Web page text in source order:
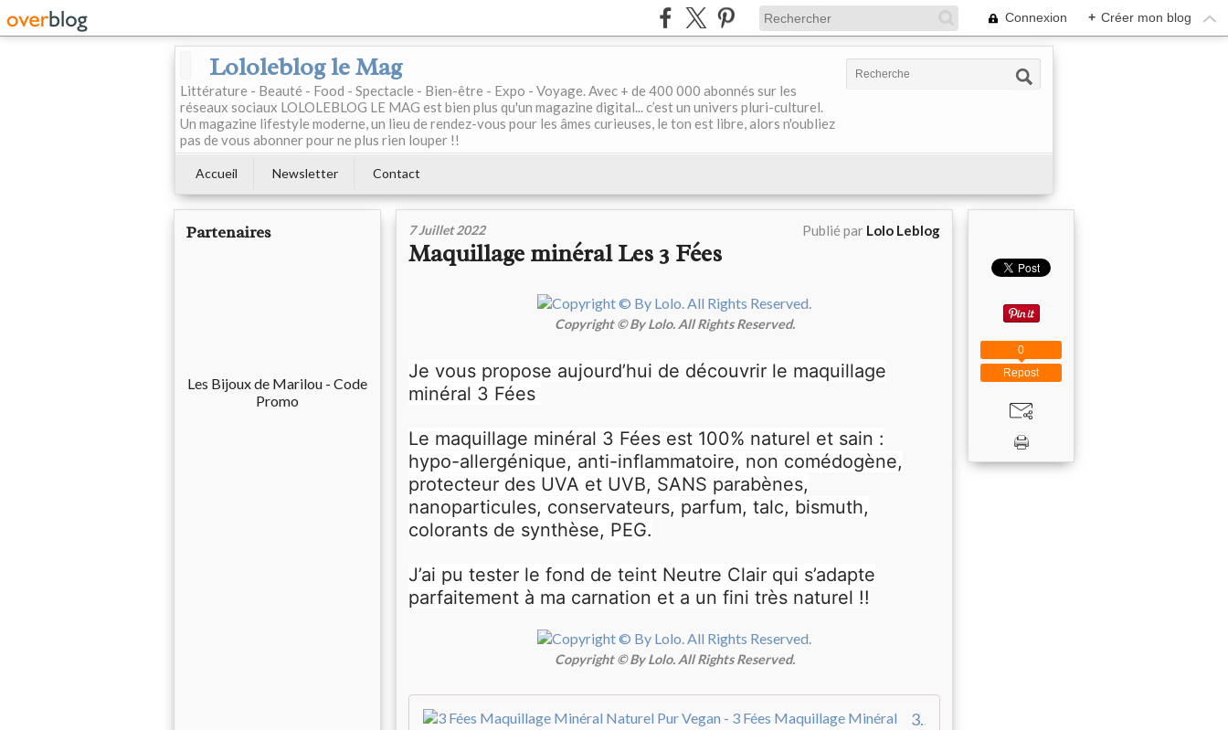
Connexion + Créer mon blog
Lololeblog le Mag
Littérature - Beauté - Food - Spectacle - Bien-être - Expo - Voyage. Avec + de 400 000 abonnés sur les
réseaux sociaux LOLOLEBLOG LE MAG est bien plus qu'un magazine digital... c’est un univers pluri-culturel.
Un magazine lifestyle moderne, un lieu de rendez-vous pour les âmes curieuses, le ton est libre, alors n'oubliez
pas de vous abonner pour ne plus rien louper !!
Accueil Newsletter Contact
Partenaires
Les Bijoux de Marilou - Code
Promo
7 Juillet 2022 Publié par Lolo Leblog
Maquillage minéral Les 3 Fées
Copyright © By Lolo. All Rights Reserved.
Je vous propose aujourd’hui de découvrir le maquillage
minéral 3 Fées
Le maquillage minéral 3 Fées est 100% naturel et sain :
hypo-allergénique, anti-inflammatoire, non comédogène,
protecteur des UVA et UVB, SANS parabènes,
nanoparticules, conservateurs, parfum, talc, bismuth,
colorants de synthèse, PEG.
J’ai pu tester le fond de teint Neutre Clair qui s’adapte
parfaitement à ma carnation et a un fini très naturel !!
Copyright © By Lolo. All Rights Reserved.
3 Fées Maquillage Minéral Naturel Pur Vegan - 3 Fées Maquillage Minéral
Repost
0